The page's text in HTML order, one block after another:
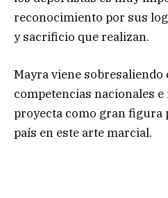
reconocimiento por sus
y sacrificio que realizan.
Mayra viene sobresaliendo
competencias nacionales
proyecta como gran figura
país en este arte marcial.